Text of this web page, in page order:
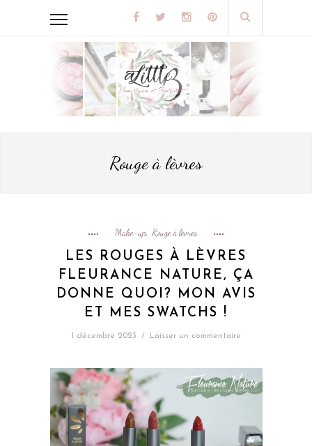
Rouge à lèvres
Make-up, Rouge à lèvres
LES ROUGES À LÈVRES
FLEURANCE NATURE, ÇA
DONNE QUOI? MON AVIS
ET MES SWATCHS !
1 décembre 2023 / Laisser un commentaire